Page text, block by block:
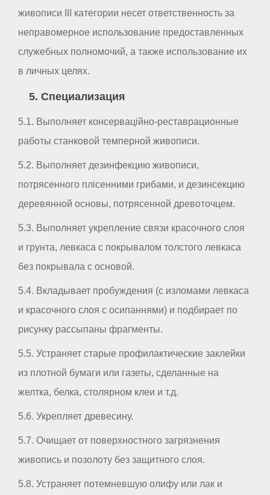
живописи III категории несет ответственность за
неправомерное использование предоставленных
служебных полномочий, а также использование их
в личных целях.
5. Специализация
5.1. Выполняет консерваційно-реставрационные
работы станковой темперной живописи.
5.2. Выполняет дезинфекцию живописи,
потрясенного плісенними грибами, и дезинсекцию
деревянной основы, потрясенной древоточцем.
5.3. Выполняет укрепление связи красочного слоя
и грунта, левкаса с покрывалом толстого левкаса
без покрывала с основой.
5.4. Вкладывает пробуждения (с изломами левкаса
и красочного слоя с осипаннями) и подбирает по
рисунку рассыпаны фрагменты.
5.5. Устраняет старые профилактические заклейки
из плотной бумаги или газеты, сделанные на
желтка, белка, столярном клеи и т.д.
5.6. Укрепляет древесину.
5.7. Очищает от поверхностного загрязнения
живопись и позолоту без защитного слоя.
5.8. Устраняет потемневшую олифу или лак и